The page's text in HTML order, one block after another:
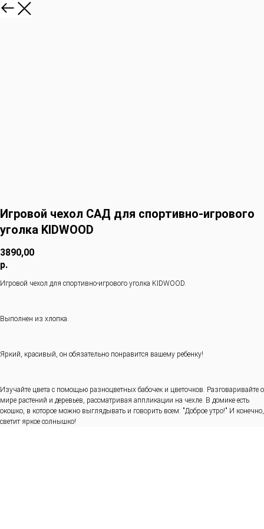
Игровой чехол САД для спортивно-игрового
уголка KIDWOOD
3890,00
р.
Игровой чехол для спортивно-игрового уголка KIDWOOD.
Выполнен из хлопка.
Яркий, красивый, он обязательно понравится вашему ребенку!
Изучайте цвета с помощью разноцветных бабочек и цветочков. Разговаривайте о
мире растений и деревьев, рассматривая аппликации на чехле. В домике есть
окошко, в которое можно выглядывать и говорить всем: "Доброе утро!" И конечно,
светит яркое солнышко!